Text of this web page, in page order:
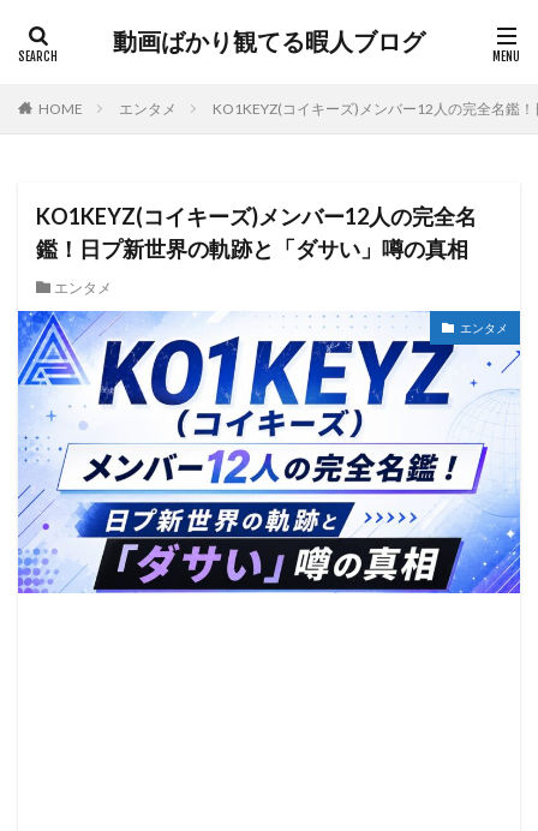
動画ばかり観てる暇人ブログ
HOME エンタメ KO1KEYZ(コイキーズ)メンバー12人の完全名鑑
KO1KEYZ(コイキーズ)メンバー12人の完全名
鑑！日プ新世界の軌跡と「ダサい」噂の真相
エンタメ
エンタメ